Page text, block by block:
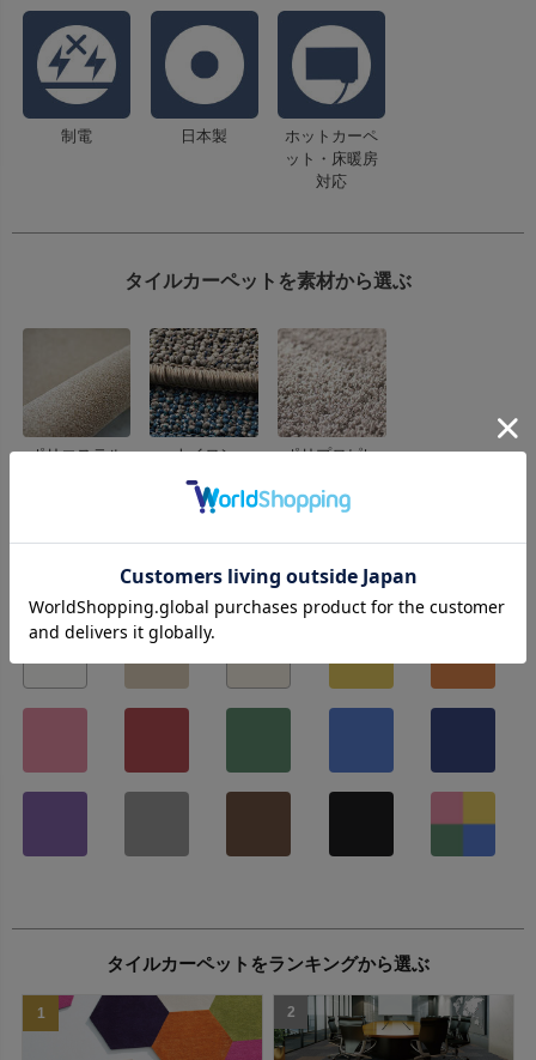
制電 日本製
ホットカーペ
ット・床暖房
対応
タイルカーペットを素材から選ぶ
ポリエステル ナイロン
ポリプロピレ
タイルカーペットをカラーから選ぶ
タイルカーペットをランキングから選ぶ
1 2
タイルカーペット詳細検索
価格
￥ 〜 ￥
【家庭用タイルカーペット】ブランド/
シリーズ